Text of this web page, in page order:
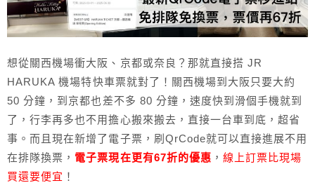
想從關西機場衝大阪、京都或奈良？那就直接搭 JR
HARUKA 機場特快車票就對了！關西機場到大阪只要大約
50 分鐘，到京都也差不多 80 分鐘，速度快到滑個手機就到
了，行李再多也不用擔心搬來搬去，直接一台車到底，超省
事。而且現在新增了電子票，刷QrCode就可以直接進展不用
在排隊換票， 電子票現在更有67折的優惠 ，線上訂票比現場
買還要便宜 ！